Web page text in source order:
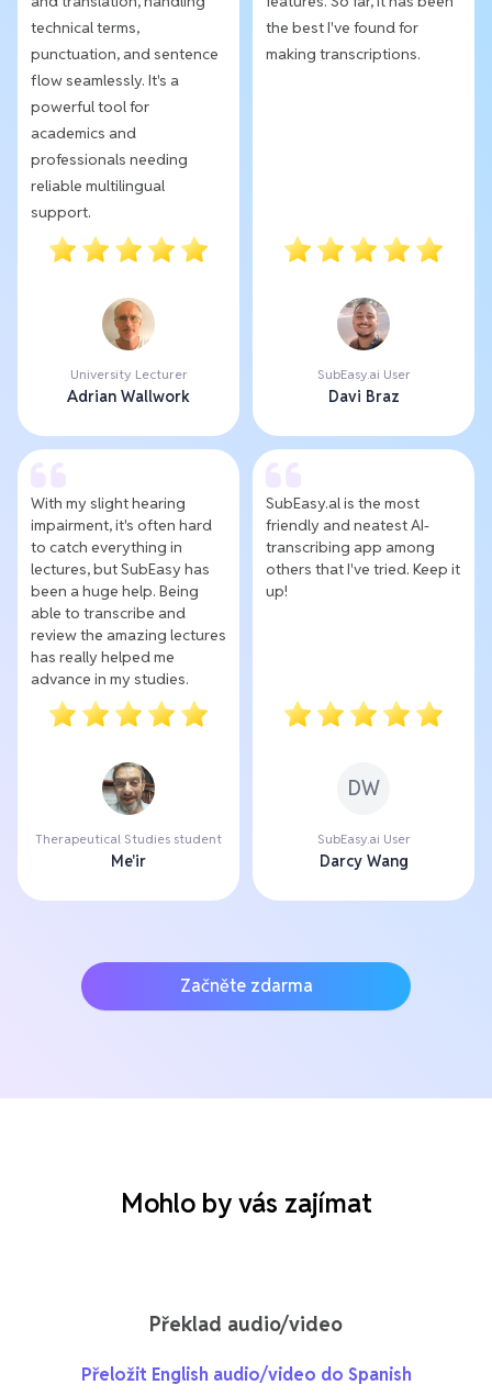
technical terms,
punctuation, and sentence
flow seamlessly. It's a
powerful tool for
academics and
professionals needing
reliable multilingual
support.
University Lecturer
Adrian Wallwork
the best I've found for
making transcriptions.
SubEasy.ai User
Davi Braz
With my slight hearing
impairment, it's often hard
to catch everything in
lectures, but SubEasy has
been a huge help. Being
able to transcribe and
review the amazing lectures
has really helped me
advance in my studies.
Therapeutical Studies student
Me'ir
SubEasy.al is the most
friendly and neatest AI-
transcribing app among
others that I've tried. Keep it
up!
DW
SubEasy.ai User
Darcy Wang
Začněte zdarma
Mohlo by vás zajímat
Překlad audio/video
Přeložit English audio/video do Spanish